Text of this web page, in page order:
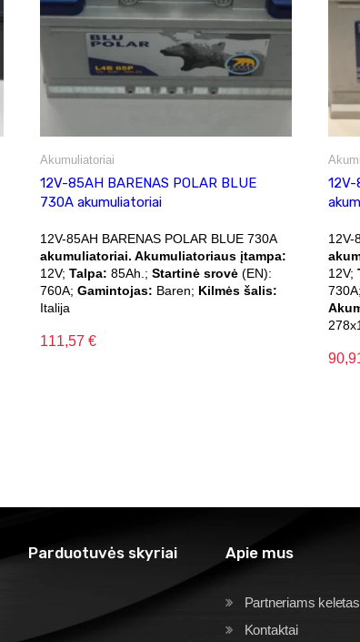
Akumuliatoriai
12V-85AH BARENAS POLAR BLUE
730A akumuliatoriai
12V-85AH BARENAS POLAR BLUE 730A
akumuliatoriai. Akumuliatoriaus įtampa:
12V; Talpa: 85Ah.; Startinė srovė(EN):
760A; Gamintojas: Baren; Kilmės šalis:
Italija
111,57 €
12V-
12V-
12V;
730A;
Parduotuvės skyriai Apie mus
Partneriams
Kontaktai